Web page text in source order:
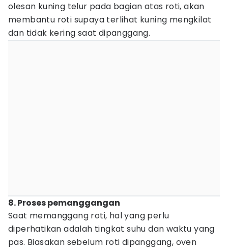
olesan kuning telur pada bagian atas roti, akan
membantu roti supaya terlihat kuning mengkilat
dan tidak kering saat dipanggang.
8. Proses pemanggangan
Saat memanggang roti, hal yang perlu
diperhatikan adalah tingkat suhu dan waktu yang
pas. Biasakan sebelum roti dipanggang, oven